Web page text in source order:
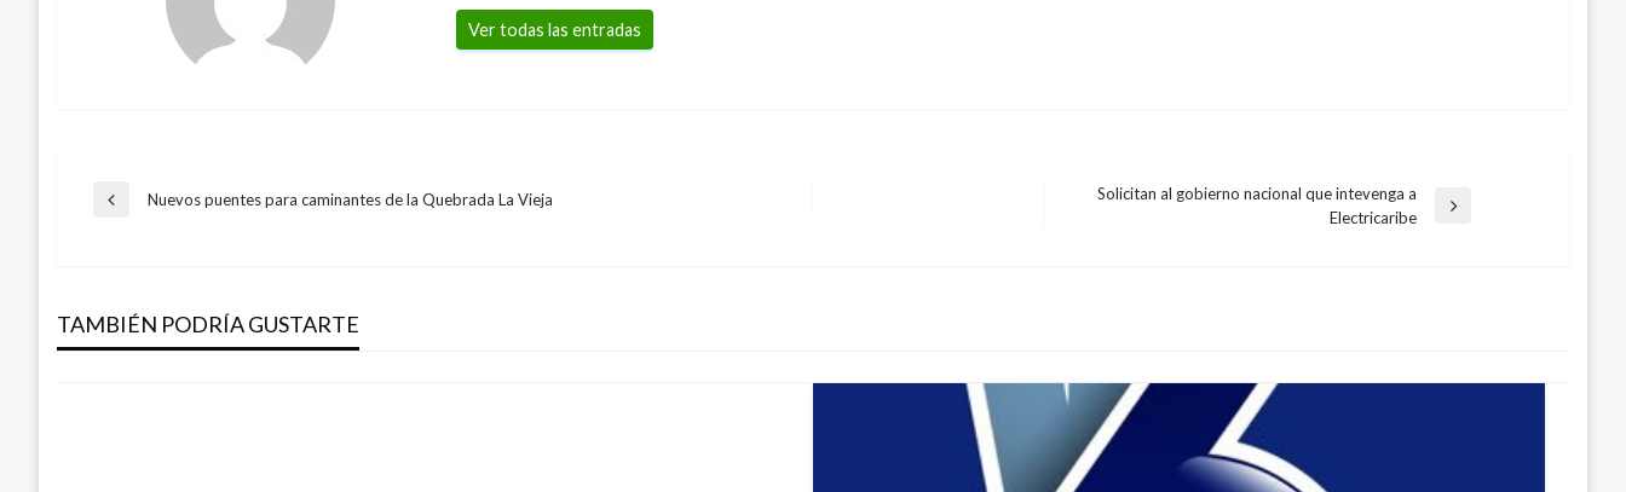
Ver todas las entradas
Navegación
entradas
Entrada
Nuevos puentes para caminantes de la Quebrada La Vieja
Solicitan al gobierno nacional que intevenga a
Electricaribe
TAMBIÉN PODRÍA GUSTARTE
Ouen, Francia
Iván Briceño lunes agosto 19, 2019